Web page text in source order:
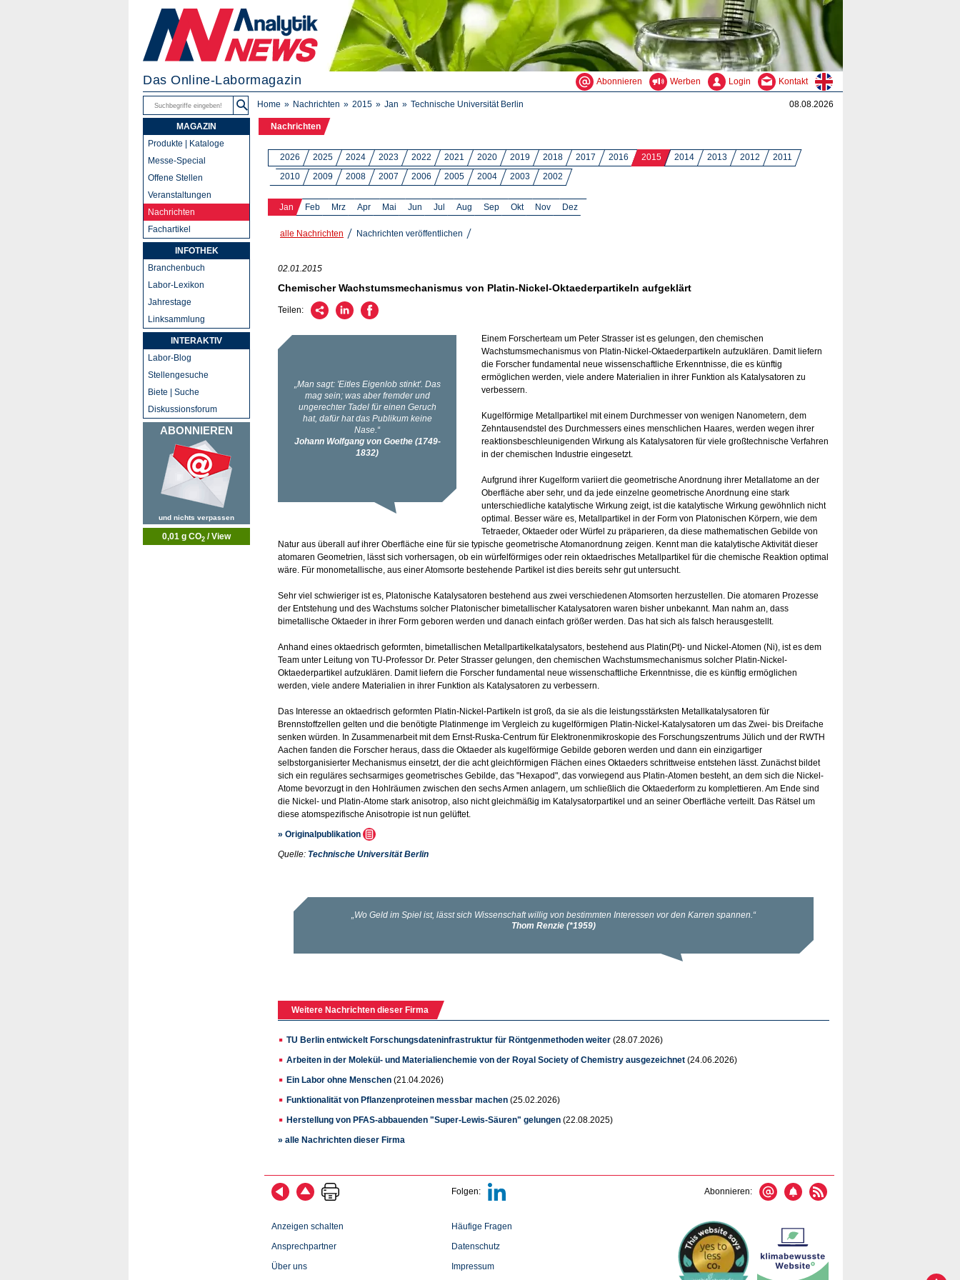
Das Online-Labormagazin Abonnieren Werben Login Kontakt
Home Nachrichten 2015 Jan Technische Universität Berlin 08.08.2026
Nachrichten
2026 2025 2024 2023 2022 2021 2020 2019 2018 2017 2016 2015 2014 2013 2012
2011
2010
2009 2008 2007 2006 2005 2004 2003 2002
Jan Feb Mrz Apr Mai Jun Jul Aug Sep Okt Nov Dez
alle Nachrichten Nachrichten veröffentlichen
02.01.2015
Chemischer Wachstumsmechanismus von Platin-Nickel-Oktaederpartikeln aufgeklärt
Teilen:
Einem Forscherteam um Peter Strasser ist es gelungen, den chemischen
Wachstumsmechanismus von Platin-Nickel-Oktaederpartikeln aufzuklären. Damit liefern
die Forscher fundamental neue wissenschaftliche Erkenntnisse, die es künftig
ermöglichen werden, viele andere Materialien in ihrer Funktion als Katalysatoren zu
verbessern.
Kugelförmige Metallpartikel mit einem Durchmesser von wenigen Nanometern, dem
Zehntausendstel des Durchmessers eines menschlichen Haares, werden wegen ihrer
reaktionsbeschleunigenden Wirkung als Katalysatoren für viele großtechnische Verfahren
in der chemischen Industrie eingesetzt.
Aufgrund ihrer Kugelform variiert die geometrische Anordnung ihrer Metallatome an der
Oberfläche aber sehr, und da jede einzelne geometrische Anordnung eine stark
unterschiedliche katalytische Wirkung zeigt, ist die katalytische Wirkung gewöhnlich nicht
optimal. Besser wäre es, Metallpartikel in der Form von Platonischen Körpern, wie dem
Tetraeder, Oktaeder oder Würfel zu präparieren, da diese mathematischen Gebilde von
Natur aus überall auf ihrer Oberfläche eine für sie typische geometrische Atomanordnung zeigen. Kennt man die katalytische Aktivität dieser
atomaren Geometrien, lässt sich vorhersagen, ob ein würfelförmiges oder rein oktaedrisches Metallpartikel für die chemische Reaktion optimal
wäre. Für monometallische, aus einer Atomsorte bestehende Partikel ist dies bereits sehr gut untersucht.
Sehr viel schwieriger ist es, Platonische Katalysatoren bestehend aus zwei verschiedenen Atomsorten herzustellen. Die atomaren Prozesse
der Entstehung und des Wachstums solcher Platonischer bimetallischer Katalysatoren waren bisher unbekannt. Man nahm an, dass
bimetallische Oktaeder in ihrer Form geboren werden und danach einfach größer werden. Das hat sich als falsch herausgestellt.
Anhand eines oktaedrisch geformten, bimetallischen Metallpartikelkatalysators, bestehend aus Platin(Pt)- und Nickel-Atomen (Ni), ist es dem
Team unter Leitung von TU-Professor Dr. Peter Strasser gelungen, den chemischen Wachstumsmechanismus solcher Platin-Nickel-
Oktaederpartikel aufzuklären. Damit liefern die Forscher fundamental neue wissenschaftliche Erkenntnisse, die es künftig ermöglichen
werden, viele andere Materialien in ihrer Funktion als Katalysatoren zu verbessern.
Das Interesse an oktaedrisch geformten Platin-Nickel-Partikeln ist groß, da sie als die leistungsstärksten Metallkatalysatoren für
Brennstoffzellen gelten und die benötigte Platinmenge im Vergleich zu kugelförmigen Platin-Nickel-Katalysatoren um das Zwei- bis Dreifache
senken würden. In Zusammenarbeit mit dem Ernst-Ruska-Centrum für Elektronenmikroskopie des Forschungszentrums Jülich und der RWTH
Aachen fanden die Forscher heraus, dass die Oktaeder als kugelförmige Gebilde geboren werden und dann ein einzigartiger
selbstorganisierter Mechanismus einsetzt, der die acht gleichförmigen Flächen eines Oktaeders schrittweise entstehen lässt. Zunächst bildet
sich ein reguläres sechsarmiges geometrisches Gebilde, das "Hexapod", das vorwiegend aus Platin-Atomen besteht, an dem sich die Nickel-
Atome bevorzugt in den Hohlräumen zwischen den sechs Armen anlagern, um schließlich die Oktaederform zu komplettieren. Am Ende sind
die Nickel- und Platin-Atome stark anisotrop, also nicht gleichmäßig im Katalysatorpartikel und an seiner Oberfläche verteilt. Das Rätsel um
diese atomspezifische Anisotropie ist nun gelüftet.
» Originalpublikation
Quelle: Technische Universität Berlin
Weitere Nachrichten dieser Firma
TU Berlin entwickelt Forschungsdateninfrastruktur für Röntgenmethoden weiter (28.07.2026)
Arbeiten in der Molekül- und Materialienchemie von der Royal Society of Chemistry ausgezeichnet (24.06.2026)
Ein Labor ohne Menschen (21.04.2026)
Funktionalität von Pflanzenproteinen messbar machen (25.02.2026)
Herstellung von PFAS-abbauenden "Super-Lewis-Säuren" gelungen (22.08.2025)
» alle Nachrichten dieser Firma
Folgen: Abonnieren:
Anzeigen schalten
Ansprechpartner
Über uns
Häufige Fragen
Datenschutz
Impressum
MAGAZIN
Produkte | Kataloge
Messe-Special
Offene Stellen
Veranstaltungen
Nachrichten
Fachartikel
INFOTHEK
Branchenbuch
Labor-Lexikon
Jahrestage
Linksammlung
INTERAKTIV
Labor-Blog
Stellengesuche
Biete | Suche
Diskussionsforum
ABONNIEREN
und nichts verpassen
0,01 g CO2 / View